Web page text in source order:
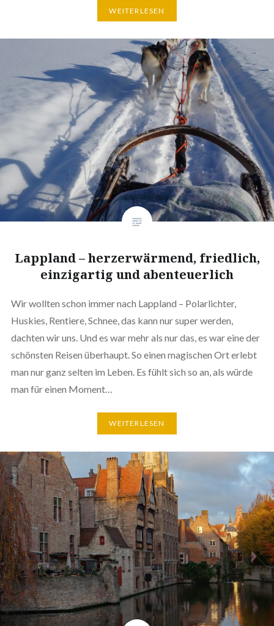
WEITERLESEN
Lappland – herzerwärmend, friedlich,
einzigartig und abenteuerlich
Wir wollten schon immer nach Lappland – Polarlichter,
Huskies, Rentiere, Schnee, das kann nur super werden,
dachten wir uns. Und es war mehr als nur das, es war eine der
schönsten Reisen überhaupt. So einen magischen Ort erlebt
man nur ganz selten im Leben. Es fühlt sich so an, als würde
man für einen Moment…
WEITERLESEN